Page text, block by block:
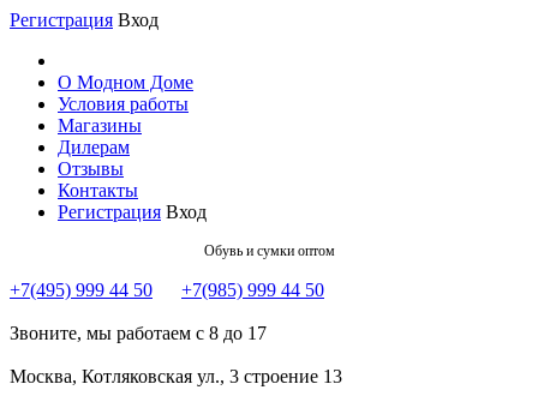
Регистрация Вход
О Модном Доме
Условия работы
Магазины
Дилерам
Отзывы
Контакты
Регистрация Вход
Обувь и сумки оптом
+7(495) 999 44 50 +7(985) 999 44 50
Звоните, мы работаем с 8 до 17
Москва, Котляковская ул., 3 строение 13